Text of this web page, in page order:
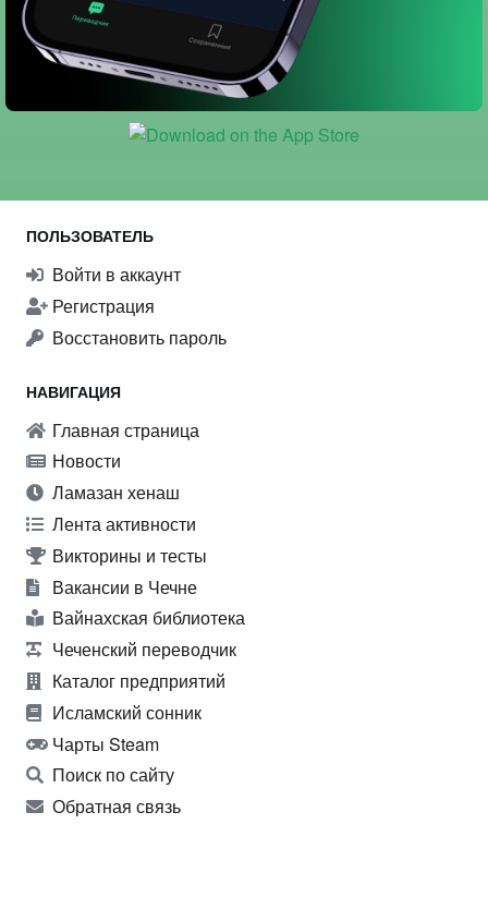
ПОЛЬЗОВАТЕЛЬ
Войти в аккаунт
Регистрация
Восстановить пароль
НАВИГАЦИЯ
Главная страница
Новости
Ламазан хенаш
Лента активности
Викторины и тесты
Вакансии в Чечне
Вайнахская библиотека
Чеченский переводчик
Каталог предприятий
Исламский сонник
Чарты Steam
Поиск по сайту
Обратная связь